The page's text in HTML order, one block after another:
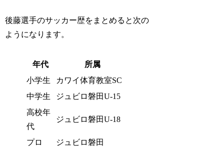
後藤選手のサッカー歴をまとめると次の
ようになります。
年代
所属
小学生
カワイ体育教室SC
中学生
ジュビロ磐田U-15
高校年
代
ジュビロ磐田U-18
プロ
ジュビロ磐田